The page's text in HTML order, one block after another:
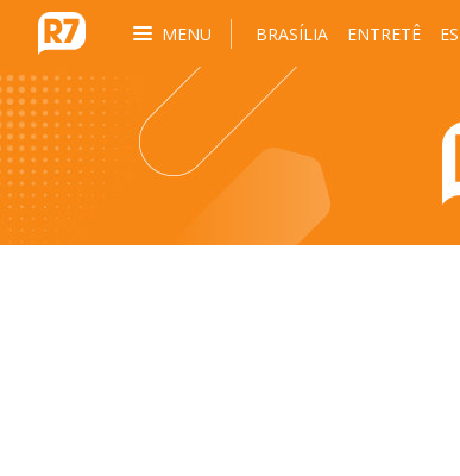
MENU BRASÍLIA ENTRETÊ